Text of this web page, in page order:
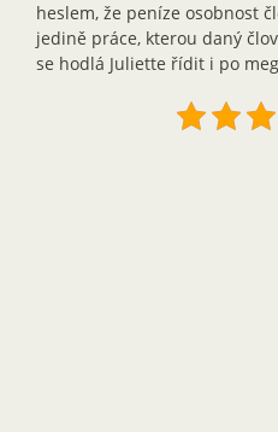
heslem, že peníze osobnost
jedině práce, kterou daný
se hodlá Juliette řídit i po